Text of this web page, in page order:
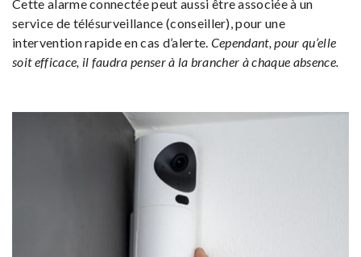
Cette alarme connectée peut aussi être associée à un
service de télésurveillance (conseiller), pour une
intervention rapide en cas d’alerte. Cependant, pour qu’elle
soit efficace, il faudra penser à la brancher à chaque absence.